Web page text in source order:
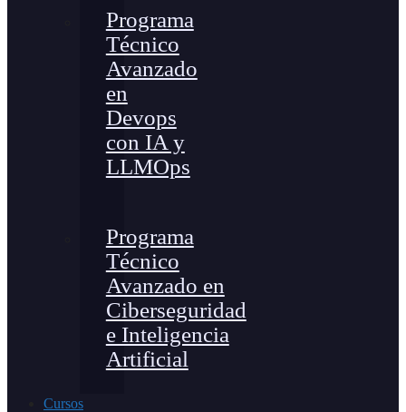
Programa
Técnico
Avanzado
en
Devops
con IA y
LLMOps
Programa
Técnico
Avanzado en
Ciberseguridad
e Inteligencia
Artificial
Cursos